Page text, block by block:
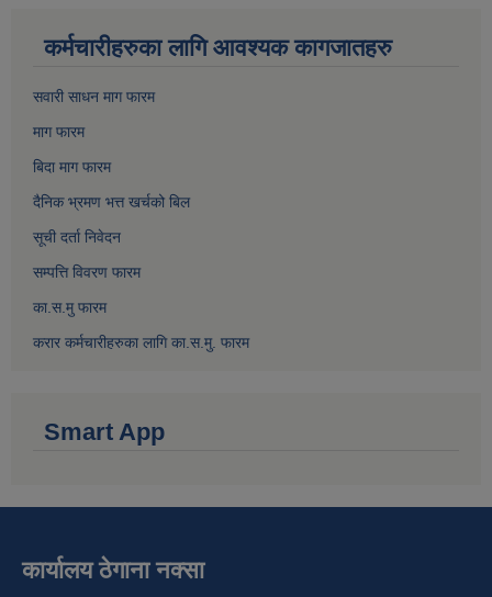
कर्मचारीहरुका लागि आवश्यक कागजातहरु
सवारी साधन माग फारम
माग फारम
बिदा माग फारम
दैनिक भ्रमण भत्त खर्चको बिल
सूची दर्ता निवेदन
सम्पत्ति विवरण फारम
का.स.मु फारम
करार कर्मचारीहरुका लागि का.स.मु. फारम
Smart App
कार्यालय ठेगाना नक्सा